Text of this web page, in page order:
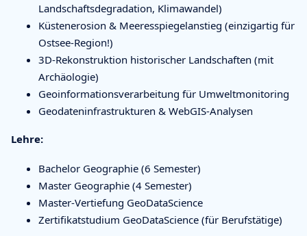
Landschaftsdegradation, Klimawandel)
Küstenerosion & Meeresspiegelanstieg (einzigartig für
Ostsee-Region!)
3D-Rekonstruktion historischer Landschaften (mit
Archäologie)
Geoinformationsverarbeitung für Umweltmonitoring
Geodateninfrastrukturen & WebGIS-Analysen
Lehre:
Bachelor Geographie (6 Semester)
Master Geographie (4 Semester)
Master-Vertiefung GeoDataScience
Zertifikatstudium GeoDataScience (für Berufstätige)